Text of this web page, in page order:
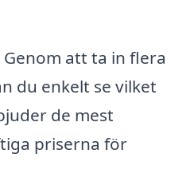
Genom att ta in flera
du enkelt se vilket
de mest
priserna för